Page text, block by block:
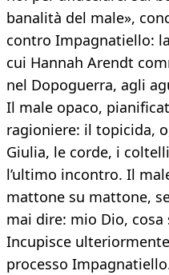
banalità del male»,
contro Impagnatiello:
cui Hannah Arendt
nel Dopoguerra, agli
Il male opaco,
ragioniere: il topicida,
Giulia, le corde, i
l’ultimo incontro. Il
mattone su mattone,
mai dire: mio Dio, cosa
Incupisce
processo